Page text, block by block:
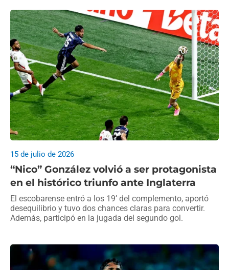
“Nico” González volvió a ser protagonista
en el histórico triunfo ante Inglaterra
15 de julio de 2026
El escobarense entró a los 19’ del complemento, aportó
desequilibrio y tuvo dos chances claras para convertir.
Además, participó en la jugada del segundo gol.